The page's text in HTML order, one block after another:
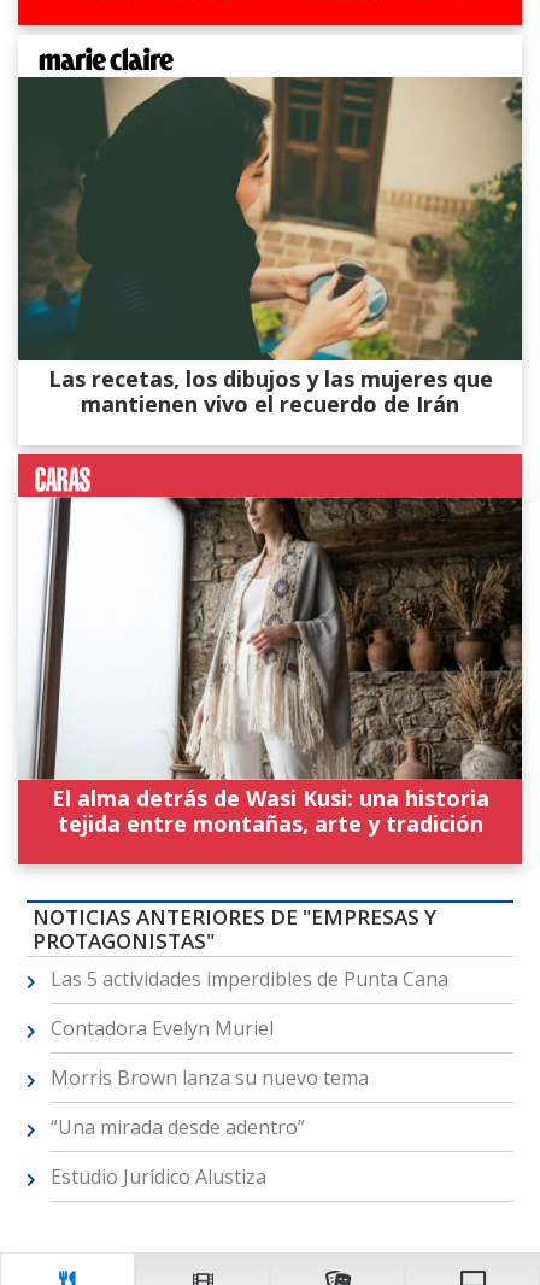
Las recetas, los dibujos y las mujeres que
mantienen vivo el recuerdo de Irán
El alma detrás de Wasi Kusi: una historia
tejida entre montañas, arte y tradición
NOTICIAS ANTERIORES DE "EMPRESAS Y
PROTAGONISTAS"
Las 5 actividades imperdibles de Punta Cana
Contadora Evelyn Muriel
Morris Brown lanza su nuevo tema
“Una mirada desde adentro”
Estudio Jurídico Alustiza